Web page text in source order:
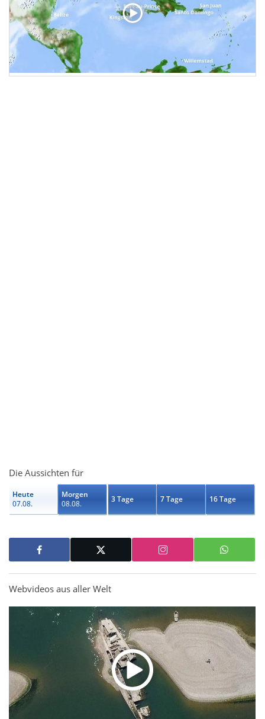
Die Aussichten für
Heute
07.08.
Morgen
08.08.
3 Tage 7 Tage 16 Tage
Webvideos aus aller Welt